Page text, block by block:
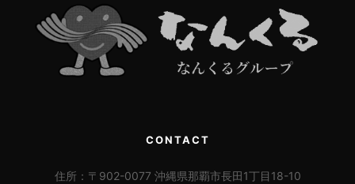
CONTACT
住所：〒902-0077 沖縄県那覇市長田1丁目18-10